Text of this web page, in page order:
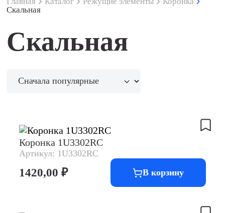
Скальная
Скальная
Коронка 1U3302RC
Артикул: 1U3302RC
1420,00₽ В корзину